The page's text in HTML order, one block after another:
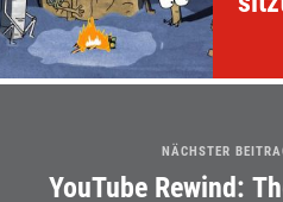
NÄCHSTER
YouTube Rewind: